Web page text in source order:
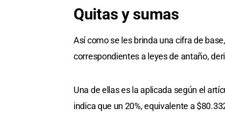
Quitas y sumas
Así como se les brinda una cifra de
correspondientes a leyes de antaño,
Una de ellas es la aplicada según el
indica que un 20%, equivalente a